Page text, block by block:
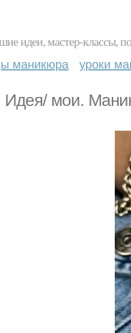
идеи, мастер-классы,
маникюра уроки
Идeя/ мoи.